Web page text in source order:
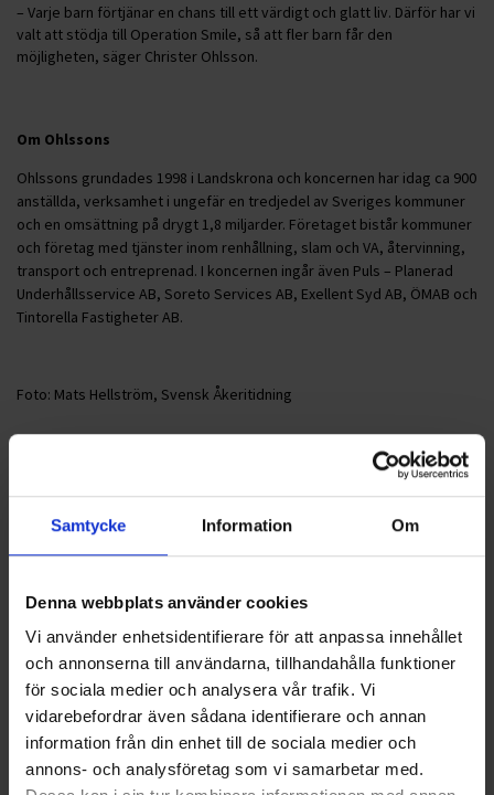
Samtycke Information Om
Denna webbplats använder cookies
Vi använder enhetsidentifierare för att anpassa innehållet
och annonserna till användarna, tillhandahålla funktioner
för sociala medier och analysera vår trafik. Vi
vidarebefordrar även sådana identifierare och annan
information från din enhet till de sociala medier och
annons- och analysföretag som vi samarbetar med.
– Varje barn förtjänar en chans till ett värdigt och glatt liv. Därför har vi
valt att stödja till Operation Smile, så att fler barn får den
möjligheten, säger Christer Ohlsson.
Om Ohlssons
Ohlssons grundades 1998 i Landskrona och koncernen har idag ca 900
anställda, verksamhet i ungefär en tredjedel av Sveriges kommuner
och en omsättning på drygt 1,8 miljarder. Företaget bistår kommuner
och företag med tjänster inom renhållning, slam och VA, återvinning,
transport och entreprenad. I koncernen ingår även Puls – Planerad
Underhållsservice AB, Soreto Services AB, Exellent Syd AB, ÖMAB och
Tintorella Fastigheter AB.
Foto: Mats Hellström, Svensk Åkeritidning
Nyheter
HÅLLBARHET
LANDSKRONA
NYA UPPDRAG